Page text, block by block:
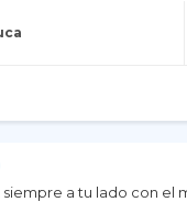
siempre a tu lado con